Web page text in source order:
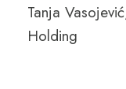
Tanja
Holding